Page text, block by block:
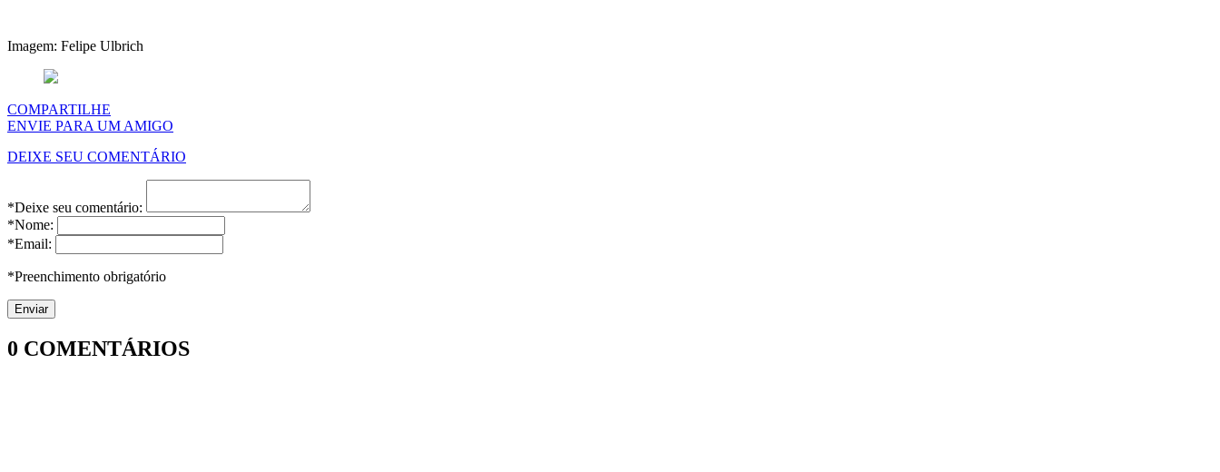
Imagem: Felipe Ulbrich
COMPARTILHE
ENVIE PARA UM AMIGO
DEIXE SEU COMENTÁRIO
*Deixe seu comentário:
*Nome:
*Email:
*Preenchimento obrigatório
0 COMENTÁRIOS